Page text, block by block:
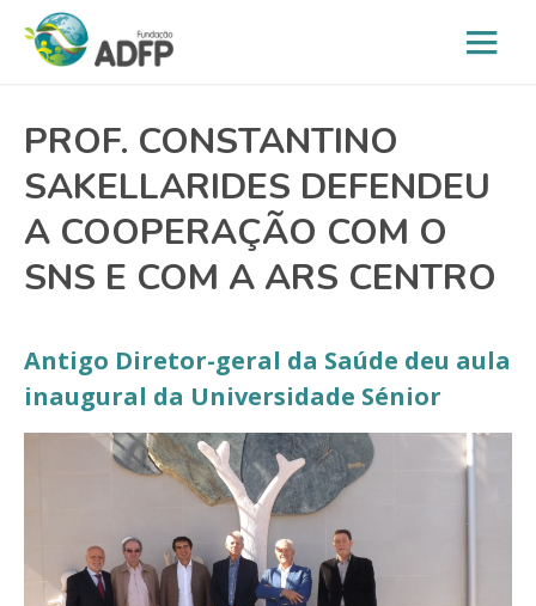
PROF. CONSTANTINO
SAKELLARIDES DEFENDEU
A COOPERAÇÃO COM O
SNS E COM A ARS CENTRO
Antigo Diretor-geral da Saúde deu aula
inaugural da Universidade Sénior